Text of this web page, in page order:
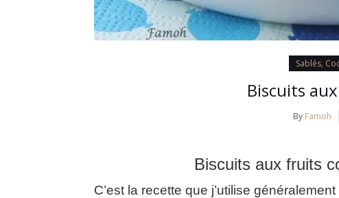
Sablés,
Biscuits
By Famoh
Biscuits aux fruits
C’est la recette que j’utilise